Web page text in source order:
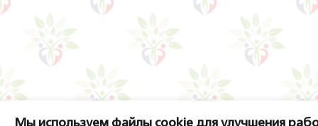
Мы используем файлы cookie для улучшения